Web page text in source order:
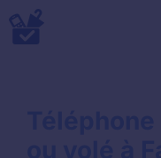
Aller
au